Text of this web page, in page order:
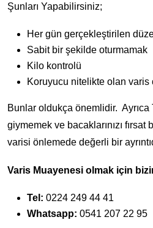
Şunları Yapabilirsiniz;
Her gün gerçekleştirilen
Sabit bir şekilde oturmamak
Kilo kontrolü
Koruyucu nitelikte olan varis
Bunlar oldukça önemlidir. Ayrıca
giymemek ve bacaklarınızı
varisi önlemede değerli bir
Varis Muayenesi olmak için
Tel: 0224 249 44 41
Whatsapp: 0541 207 22 95